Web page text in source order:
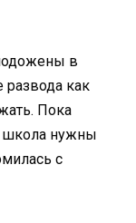
в
как
Пока
школа нужны
с